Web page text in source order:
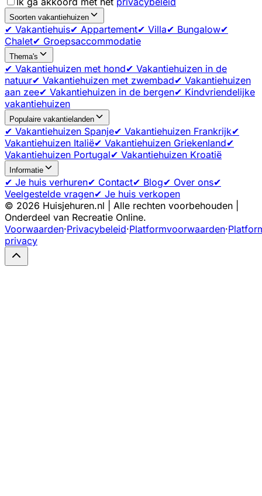
Soorten vakantiehuizen
✔ Vakantiehuis✔ Appartement✔ Villa✔ Bungalow✔
Chalet✔ Groepsaccommodatie
Thema's
✔ Vakantiehuizen met hond✔ Vakantiehuizen in de
natuur✔ Vakantiehuizen met zwembad✔ Vakantiehuizen
aan zee✔ Vakantiehuizen in de bergen✔ Kindvriendelijke
vakantiehuizen
Populaire vakantielanden
✔ Vakantiehuizen Spanje✔ Vakantiehuizen Frankrijk✔
Vakantiehuizen Italië✔ Vakantiehuizen Griekenland✔
Vakantiehuizen Portugal✔ Vakantiehuizen Kroatië
Informatie
✔ Je huis verhuren✔ Contact✔ Blog✔ Over ons✔
Veelgestelde vragen✔ Je huis verkopen
© 2026 Huisjehuren.nl | Alle rechten voorbehouden |
Onderdeel van Recreatie Online.
Voorwaarden·Privacybeleid·Platformvoorwaarden·
privacy